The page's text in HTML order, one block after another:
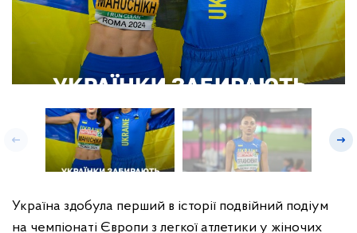
Україна здобула перший в історії подвійний подіум
на чемпіонаті Європи з легкої атлетики у жіночих